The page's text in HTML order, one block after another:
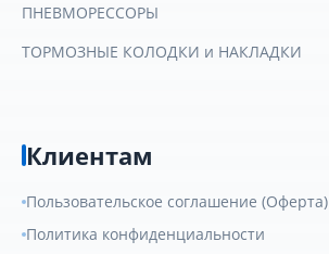
ПНЕВМОРЕССОРЫ
ТОРМОЗНЫЕ КОЛОДКИ и НАКЛАДКИ
Клиентам
Пользовательское соглашение (Оферта)
Политика конфиденциальности